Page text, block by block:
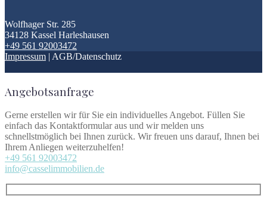
Wolfhager Str. 285
34128 Kassel Harleshausen
+49 561 92003472
Impressum | AGB/Datenschutz
Angebotsanfrage
Gerne erstellen wir für Sie ein individuelles Angebot. Füllen Sie
einfach das Kontaktformular aus und wir melden uns
schnellstmöglich bei Ihnen zurück. Wir freuen uns darauf, Ihnen bei
Ihrem Anliegen weiterzuhelfen!
+49 561 92003472
info@casselimmobilien.de